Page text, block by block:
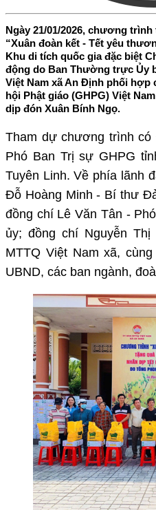
Ngày 21/01/2026, chương
“Xuân đoàn kết - Tết yêu
Khu di tích quốc gia đặc biệt
động do Ban Thường trực Ủy
Việt Nam xã An Định phối hợp
hội Phật giáo (GHPG) Việt
dịp đón Xuân Bính Ngọ.
Tham dự chương trình
Phó Ban Trị sự GHPG
Tuyên Linh. Về phía lãnh
Đỗ Hoàng Minh - Bí thư
đồng chí Lê Văn Tân -
ủy; đồng chí Nguyễn
MTTQ Việt Nam xã,
UBND, các ban ngành,